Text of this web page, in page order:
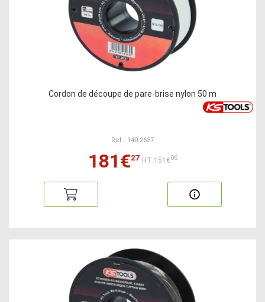
Cordon de découpe de pare-brise nylon 50 m
Ref : 140.2637
181€27 HT:151€06